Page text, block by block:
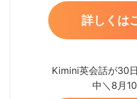
詳しくは
Kimini英会話が30
中＼8月